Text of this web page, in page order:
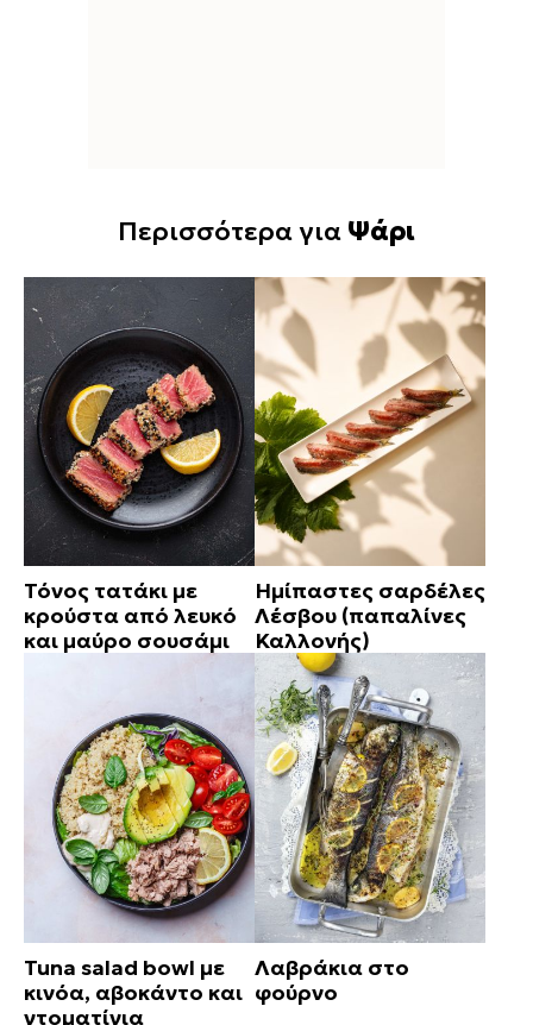
Περισσότερα για Ψάρι
Τόνος τατάκι με
κρούστα από λευκό
και μαύρο σουσάμι
Ημίπαστες σαρδέλες
Λέσβου (παπαλίνες
Καλλονής)
Tuna salad bowl με
κινόα, αβοκάντο και
ντοματίνια
Λαβράκια στο
φούρνο